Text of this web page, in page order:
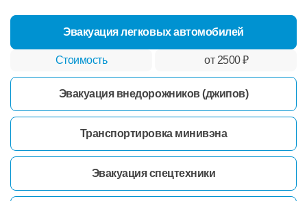
Эвакуация легковых автомобилей
от 2500 ₽
Эвакуация внедорожников (джипов)
Транспортировка минивэна
Эвакуация спецтехники